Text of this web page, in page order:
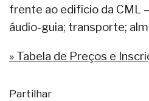
frente ao edifício da CML
áudio-guia; transporte;
» Tabela de Preços e
Partilhar